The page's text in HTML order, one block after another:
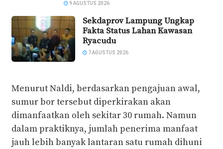
9 AGUSTUS 2026
Sekdaprov Lampung Ungkap
Fakta Status Lahan Kawasan
Ryacudu
7 AGUSTUS 2026
Menurut Naldi, berdasarkan pengajuan awal,
sumur bor tersebut diperkirakan akan
dimanfaatkan oleh sekitar 30 rumah. Namun
dalam praktiknya, jumlah penerima manfaat
jauh lebih banyak lantaran satu rumah dihuni